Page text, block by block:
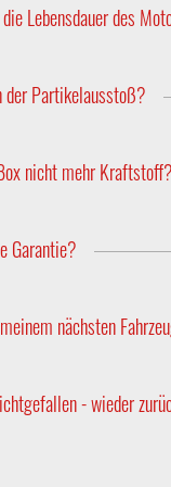
Lebensdauer des
der Partikelausstoß?
nicht mehr Kraftstoff?
Garantie?
nächsten
hardwareseitig
gerne!
- wieder